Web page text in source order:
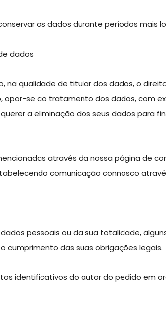
os dados durante períodos mais
dados
na qualidade de titular dos dados, o
opor-se ao tratamento dos dados, com
a eliminação dos seus dados para
através da nossa página de
comunicação connosco
pessoais ou da sua totalidade,
cumprimento das suas obrigações legais.
identificativos do autor do pedido em